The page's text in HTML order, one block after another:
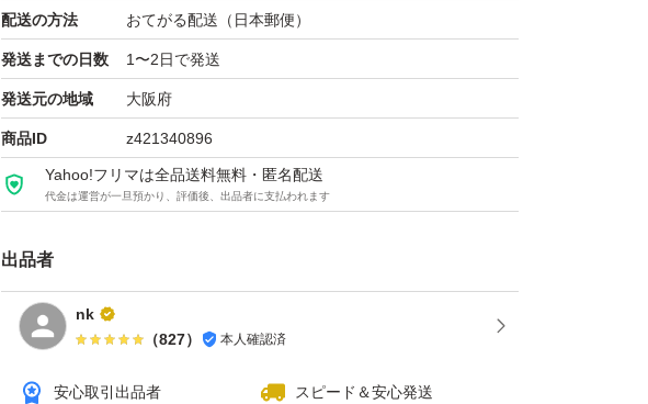
配送の方法 おてがる配送（日本郵便）
発送までの日数 1〜2日で発送
発送元の地域 大阪府
商品ID z421340896
Yahoo!フリマは全品送料無料・匿名配送
代金は運営が一旦預かり、評価後、出品者に支払われます
出品者
nk
（827） 本人確認済
安心取引出品者
スピード＆安心発送